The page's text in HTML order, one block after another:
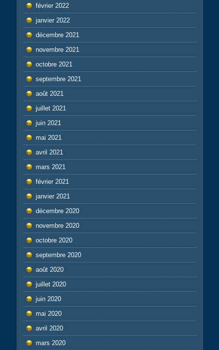
février 2022
janvier 2022
décembre 2021
novembre 2021
octobre 2021
septembre 2021
août 2021
juillet 2021
juin 2021
mai 2021
avril 2021
mars 2021
février 2021
janvier 2021
décembre 2020
novembre 2020
octobre 2020
septembre 2020
août 2020
juillet 2020
juin 2020
mai 2020
avril 2020
mars 2020